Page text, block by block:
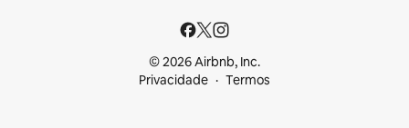
© 2026 Airbnb, Inc.
Privacidade
Termos